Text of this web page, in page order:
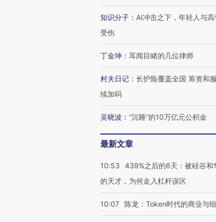
知识分子 ： AI冲击之下，年轻人与
受伤
丁金坤 ： 耳闻目睹的几位律师
村夫日记 ： 长护险覆盖全国 筹资和
续加码
吴晓波 ： “沉睡”的10万亿元公积金
最新文章
10:53
439%之后的6天：被硅谷和
的天才，为何走入杠杆误区
10:07 陈龙：Token时代的商业与